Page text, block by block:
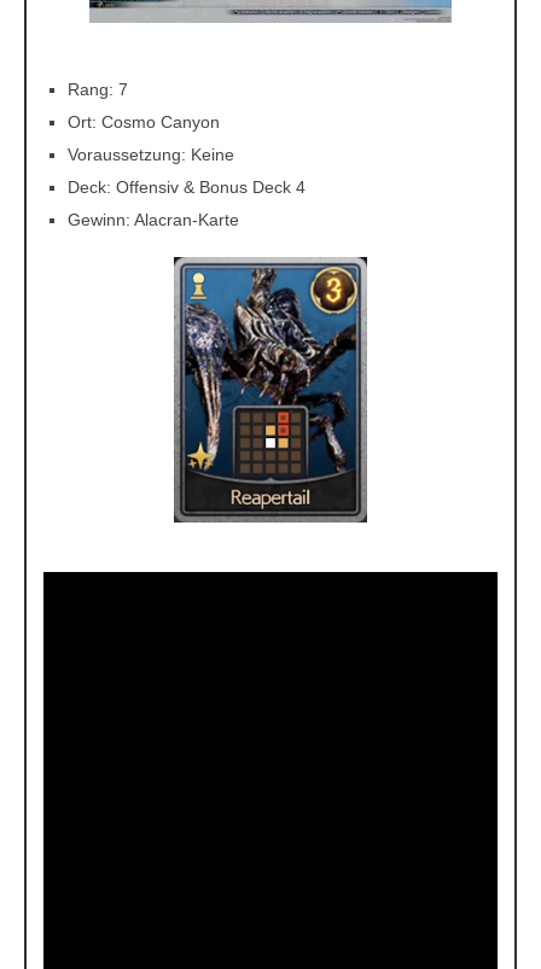
Rang: 7
Ort: Cosmo Canyon
Voraussetzung: Keine
Deck: Offensiv & Bonus Deck 4
Gewinn: Alacran-Karte